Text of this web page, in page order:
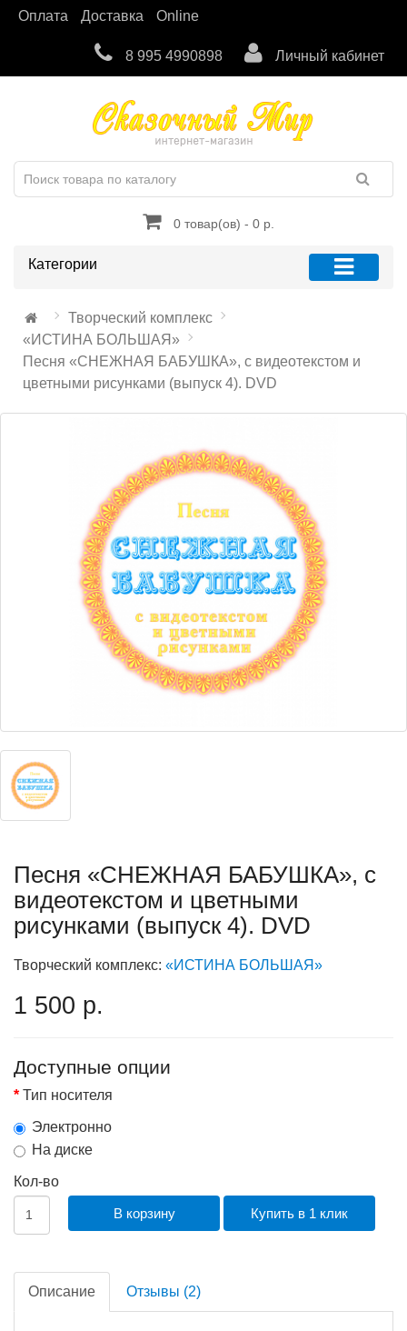
Оплата Доставка Online
8 995 4990898 Личный кабинет
0 товар(ов) - 0 р.
Категории
Творческий комплекс
«ИСТИНА БОЛЬШАЯ»
Песня «СНЕЖНАЯ БАБУШКА», с видеотекстом и
цветными рисунками (выпуск 4). DVD
Описание Отзывы (2)
Песня «СНЕЖНАЯ БАБУШКА», с
видеотекстом и цветными
рисунками (выпуск 4). DVD
Творческий комплекс: «ИСТИНА БОЛЬШАЯ»
1 500 р.
Доступные опции
Тип носителя
Электронно
На диске
Кол-во
В корзину Купить в 1 клик